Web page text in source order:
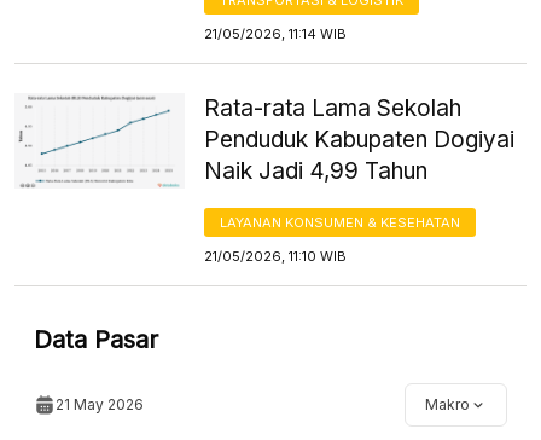
21/05/2026, 11:14 WIB
Rata-rata Lama Sekolah
Penduduk Kabupaten Dogiyai
Naik Jadi 4,99 Tahun
LAYANAN KONSUMEN & KESEHATAN
21/05/2026, 11:10 WIB
Data Pasar
21 May 2026 Makro